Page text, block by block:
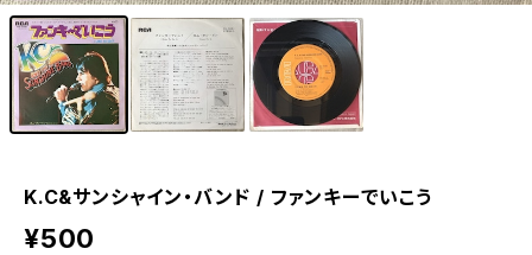
K.C&サンシャイン・バンド / ファンキーでいこう
¥500